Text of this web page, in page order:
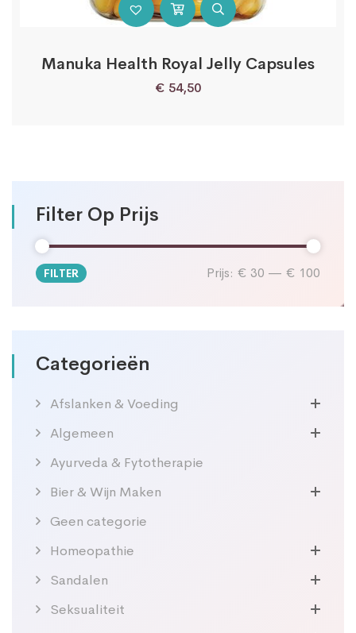
Filter Op Prijs
Min.
Max.
FILTER Prijs: € 30 — € 100
Categorieën
Afslanken & Voeding
Algemeen
Ayurveda & Fytotherapie
Bier & Wijn Maken
Geen categorie
Homeopathie
Sandalen
Seksualiteit
Manuka Health Royal Jelly Capsules
€ 54,50